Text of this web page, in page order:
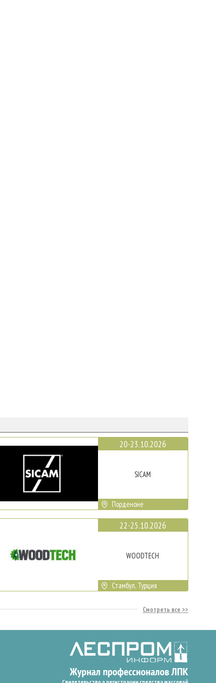
20-23.10.2026
SICAM
Порденоне
22-25.10.2026
WOODTECH
Стамбул, Турция
Смотреть все